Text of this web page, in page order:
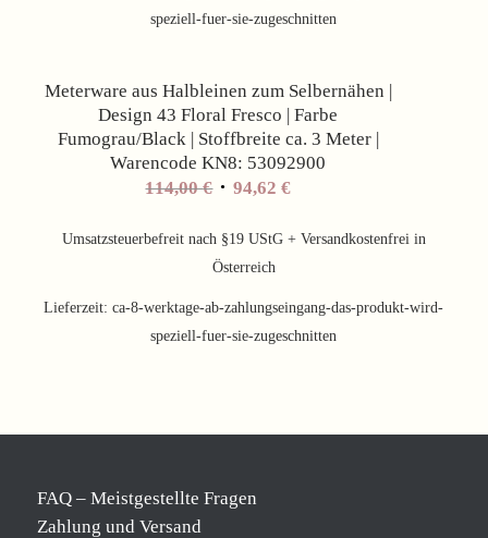
speziell-fuer-sie-zugeschnitten
Meterware aus Halbleinen zum Selbernähen |
Design 43 Floral Fresco | Farbe
Fumograu/Black | Stoffbreite ca. 3 Meter |
Warencode KN8: 53092900
114,00€ Ursprünglicher
war:
114,00 €
94,62€Aktueller
ist:
Umsatzsteuerbefreit nach §19 UStG + Versandkostenfrei in
Österreich
Lieferzeit:ca-8-werktage-ab-zahlungseingang-das-produkt-wird-
speziell-fuer-sie-zugeschnitten
FAQ – Meistgestellte Fragen
Zahlung und Versand